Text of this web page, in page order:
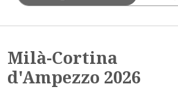
Milà-Cortina
d'Ampezzo 2026